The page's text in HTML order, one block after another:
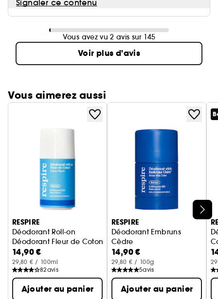
Signaler ce contenu
Vous avez vu 2 avis sur 145
Voir plus d'avis
Vous aimerez aussi
Ignorer le carrousel produits
RESPIRE
Déodorant Roll-on
Déodorant Fleur de Coton Efficacité 24H
14,90 €
29,80 € / 100ml
82avis
Ajouter au panier
RESPIRE
Déodorant Embruns
Cèdre
Efficacité 48H
14,90 €
29,80 € / 100g
5avis
Ajouter au panier